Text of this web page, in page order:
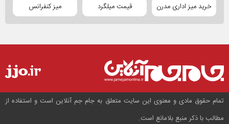
خرید میز اداری مدرن قیمت میلگرد میز کنفرانس
تمام حقوق مادی و معنوی این سایت متعلق به جام جم آنلاین است و استفاده از
مطالب با ذکر منبع بلامانع است.